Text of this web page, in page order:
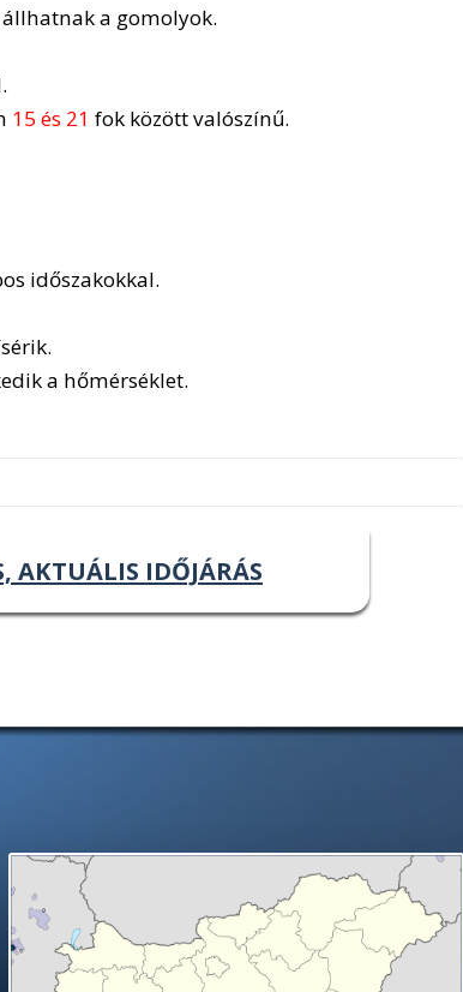
a gomolyok.
15 és 21 fok között valószínű.
időszakokkal.
a hőmérséklet.
AKTUÁLIS IDŐJÁRÁS